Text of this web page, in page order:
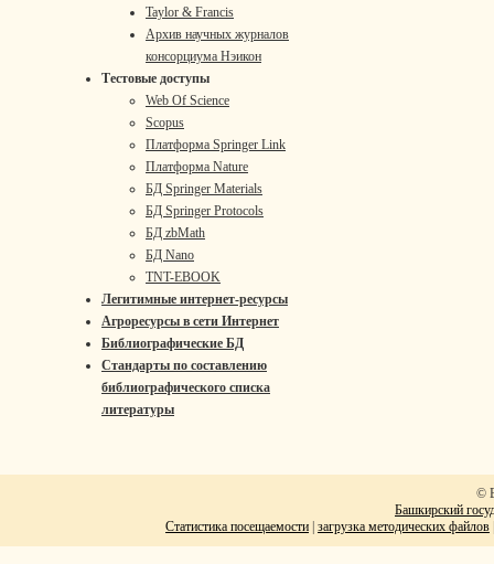
Taylor & Francis
Архив научных журналов
консорциума Нэикон
Тестовые доступы
Web Of Science
Scopus
Платформа Springer Link
Платформа Nature
БД Springer Materials
БД Springer Protocols
БД zbMath
БД Nano
TNT-EBOOK
Легитимные интернет-ресурсы
Агроресурсы в сети Интернет
Библиографические БД
Стандарты по составлению
библиографического списка
литературы
©
Башкирский
Статистика посещаемости загрузка методических файлов